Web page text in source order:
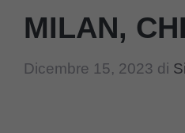
MILAN,
Dicembre 15, 2023 di